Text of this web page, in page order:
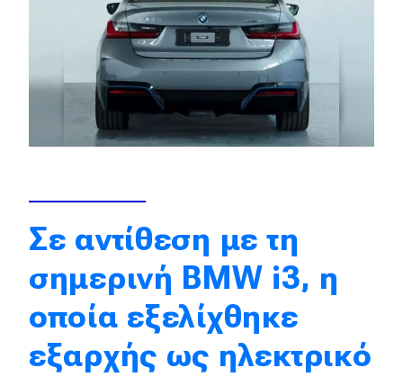
Motorsport
Mobility
Σταθμοί φόρτισης
Classic
Νέα
Σε αντίθεση με τη
σημερινή BMW i3, η
οποία εξελίχθηκε
εξαρχής ως ηλεκτρικό